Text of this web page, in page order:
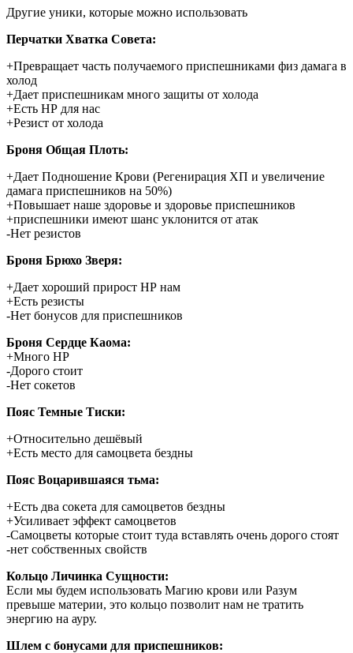
Другие уники, которые можно использовать
Перчатки Хватка Совета:
+Превращает часть получаемого приспешниками физ дамага в
холод
+Дает приспешникам много защиты от холода
+Есть НР для нас
+Резист от холода
Броня Общая Плоть:
+Дает Подношение Крови (Регенирация ХП и увеличение
дамага приспешников на 50%)
+Повышает наше здоровье и здоровье приспешников
+приспешники имеют шанс уклонится от атак
-Нет резистов
Броня Брюхо Зверя:
+Дает хороший прирост НР нам
+Есть резисты
-Нет бонусов для приспешников
Броня Сердце Каома:
+Много НР
-Дорого стоит
-Нет сокетов
Пояс Темные Тиски:
+Относительно дешёвый
+Есть место для самоцвета бездны
Пояс Воцарившаяся тьма:
+Есть два сокета для самоцветов бездны
+Усиливает эффект самоцветов
-Самоцветы которые стоит туда вставлять очень дорого стоят
-нет собственных свойств
Кольцо Личинка Сущности:
Если мы будем использовать Магию крови или Разум
превыше материи, это кольцо позволит нам не тратить
энергию на ауру.
Шлем с бонусами для приспешников: